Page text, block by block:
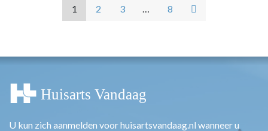
1 2 3 … 8
U kun zich aanmelden voor huisartsvandaag.nl wanneer u